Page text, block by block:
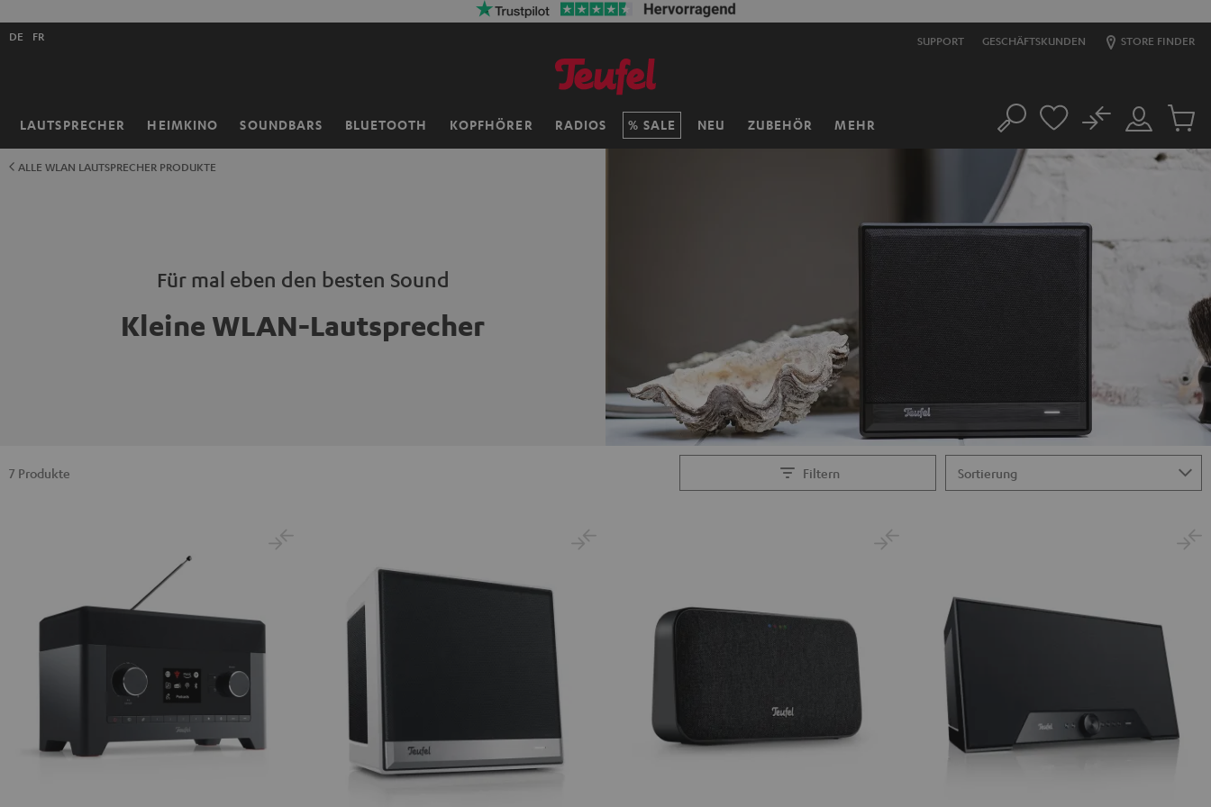
SUPPORT GESCHÄFTSKUNDEN STORE FINDER
LAUTSPRECHER HEIMKINO SOUNDBARS BLUETOOTH KOPFHÖRER RADIOS SALE NEU ZUBEHÖR MEHR
Shopsprache
DE FR
Startseite Suche
Mein
Konto
No
Artikel
im
ALLE WLAN LAUTSPRECHER PRODUKTE
Für mal eben den besten Sound
Kleine WLAN-Lautsprecher
Filtern
7 Produkte